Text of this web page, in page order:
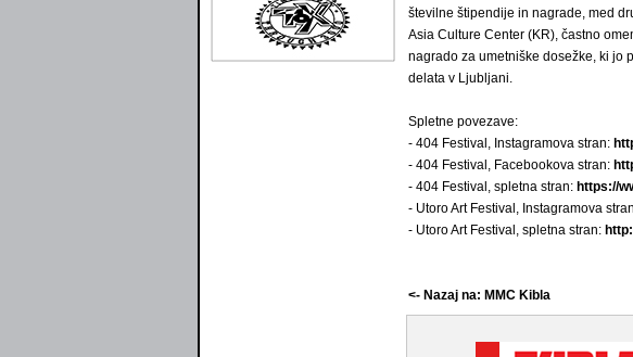
številne štipendije in nagrade, med
Asia Culture Center (KR), častno
nagrado za umetniške dosežke, ki jo
delata v Ljubljani.
Spletne povezave:
- 404 Festival, Instagramova stran:
- 404 Festival, Facebookova stran:
- 404 Festival, spletna stran: https://
- Utoro Art Festival, Instagramova
- Utoro Art Festival, spletna stran:
<- Nazaj na: MMC Kibla